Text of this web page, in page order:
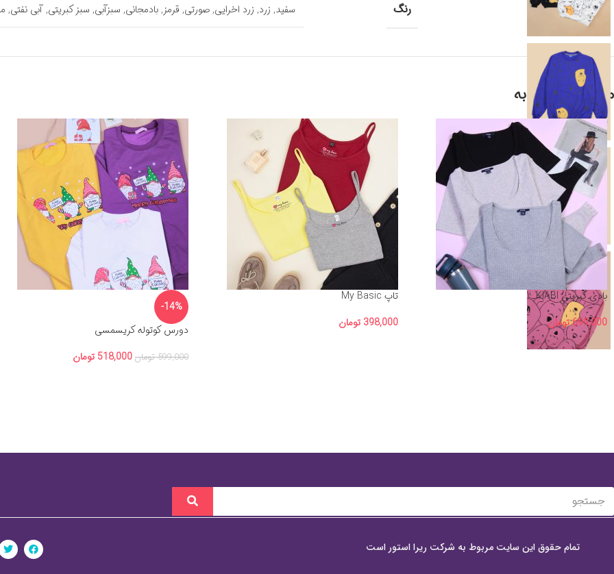
رنگ سفید, زرد, زرد اخرایی,صورتی, قرمز,بادمجانی, سبزآبی, سبز کبریتی,آبی نفتی,
محصولات مشابه
بادی کبریتی KIABI
699,000تومان
تاپ My Basic
398,000 تومان
-14%
دورس کوتوله کریسمسی
599,000 تومان 518,000 تومان
تمام حقوق این سایت مربوط به شرکت ریرا استور است